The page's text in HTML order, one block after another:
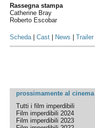
Rassegna stampa
Catherine Bray
Roberto Escobar
Scheda|Cast News |Trailer
prossimamente al cinema
Tutti i film imperdibili
Film imperdibili 2024
Film imperdibili 2023